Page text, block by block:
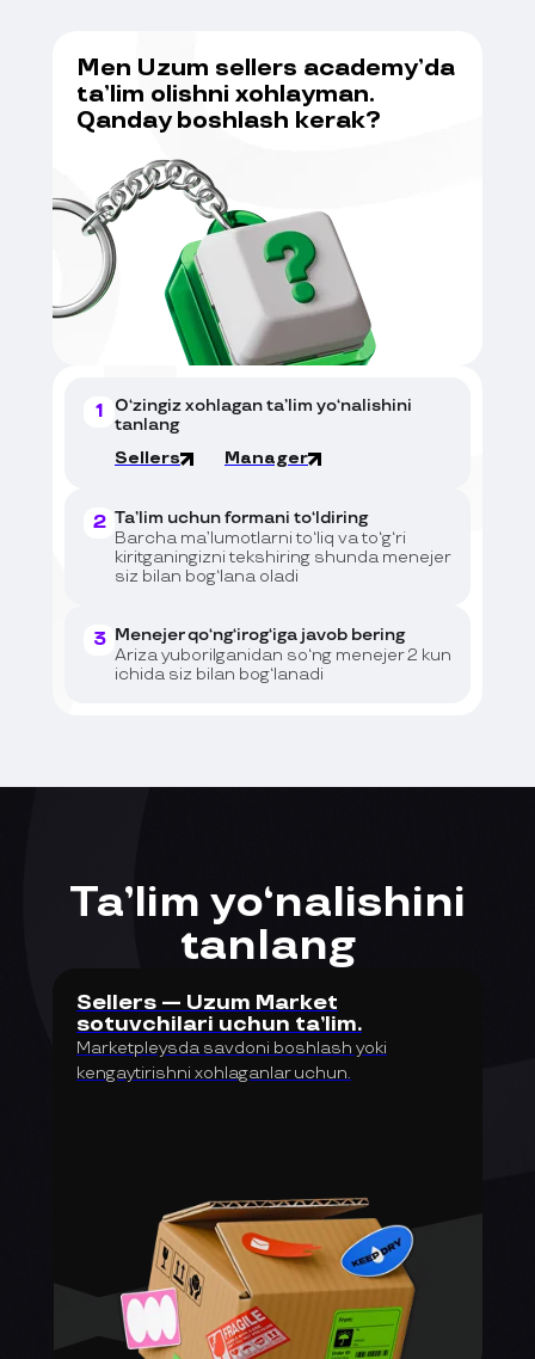
Men Uzum sellers academy’da
ta’lim olishni xohlayman.
Qanday boshlash kerak?
1
Sellers Manager
O‘zingiz xohlagan ta’lim yo‘nalishini
tanlang
2 Ta’lim uchun formani to‘ldiring
Barcha ma’lumotlarni to‘liq va to‘g‘ri
kiritganingizni tekshiring shunda menejer
siz bilan bog‘lana oladi
3 Menejer qo‘ng‘irog‘iga javob bering
Ariza yuborilganidan so‘ng menejer 2 kun
ichida siz bilan bog‘lanadi
Ta’lim yo‘nalishini
tanlang
Sellers — Uzum Market
sotuvchilari uchun ta’lim.
Marketpleysda savdoni boshlash yoki
kengaytirishni xohlaganlar uchun.